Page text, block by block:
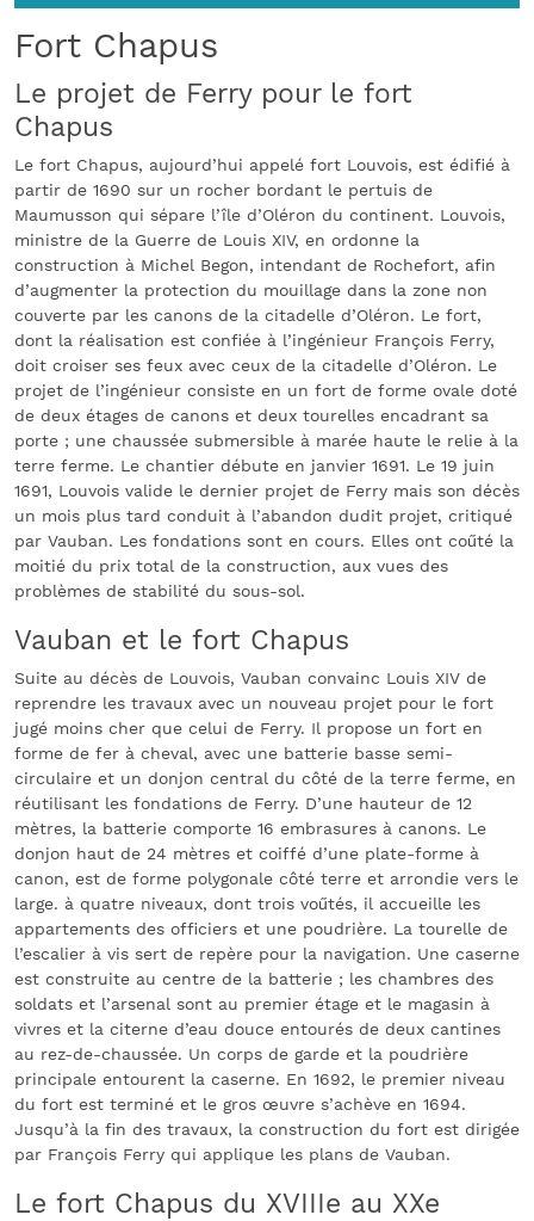
Fort Chapus
Le projet de Ferry pour le fort
Chapus
Le fort Chapus, aujourd’hui appelé fort Louvois, est édifié à
partir de 1690 sur un rocher bordant le pertuis de
Maumusson qui sépare l’île d’Oléron du continent. Louvois,
ministre de la Guerre de Louis XIV, en ordonne la
construction à Michel Begon, intendant de Rochefort, afin
d’augmenter la protection du mouillage dans la zone non
couverte par les canons de la citadelle d’Oléron. Le fort,
dont la réalisation est confiée à l’ingénieur François Ferry,
doit croiser ses feux avec ceux de la citadelle d’Oléron. Le
projet de l’ingénieur consiste en un fort de forme ovale doté
de deux étages de canons et deux tourelles encadrant sa
porte ; une chaussée submersible à marée haute le relie à la
terre ferme. Le chantier débute en janvier 1691. Le 19 juin
1691, Louvois valide le dernier projet de Ferry mais son décès
un mois plus tard conduit à l’abandon dudit projet, critiqué
par Vauban. Les fondations sont en cours. Elles ont coűté la
moitié du prix total de la construction, aux vues des
problèmes de stabilité du sous-sol.
Vauban et le fort Chapus
Suite au décès de Louvois, Vauban convainc Louis XIV de
reprendre les travaux avec un nouveau projet pour le fort
jugé moins cher que celui de Ferry. Il propose un fort en
forme de fer à cheval, avec une batterie basse semi-
circulaire et un donjon central du côté de la terre ferme, en
réutilisant les fondations de Ferry. D’une hauteur de 12
mètres, la batterie comporte 16 embrasures à canons. Le
donjon haut de 24 mètres et coiffé d’une plate-forme à
canon, est de forme polygonale côté terre et arrondie vers le
large. à quatre niveaux, dont trois voűtés, il accueille les
appartements des officiers et une poudrière. La tourelle de
l’escalier à vis sert de repère pour la navigation. Une caserne
est construite au centre de la batterie ; les chambres des
soldats et l’arsenal sont au premier étage et le magasin à
vivres et la citerne d’eau douce entourés de deux cantines
au rez-de-chaussée. Un corps de garde et la poudrière
principale entourent la caserne. En 1692, le premier niveau
du fort est terminé et le gros œuvre s’achève en 1694.
Jusqu’à la fin des travaux, la construction du fort est dirigée
par François Ferry qui applique les plans de Vauban.
Le fort Chapus du XVIIIe au XXe